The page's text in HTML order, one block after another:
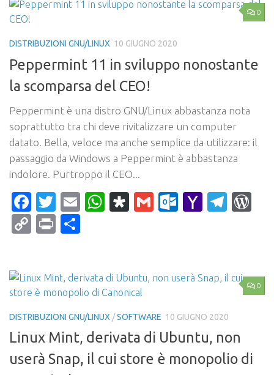
0
DISTRIBUZIONI GNU/LINUX 10 GIUGNO 2020
Peppermint 11 in sviluppo nonostante
la scomparsa del CEO!
Peppermint è una distro GNU/Linux abbastanza nota
soprattutto tra chi deve rivitalizzare un computer
datato. Bella, veloce ma anche semplice da utilizzare: il
passaggio da Windows a Peppermint è abbastanza
indolore. Purtroppo il CEO...
Facebook
Twitter
EmailWhatsApp
Diaspora
Gmail Yahoo
CopyPrint
0
DISTRIBUZIONI GNU/LINUX /SOFTWARE 10 GIUGNO 2020
Linux Mint, derivata di Ubuntu, non
userà Snap, il cui store è monopolio di